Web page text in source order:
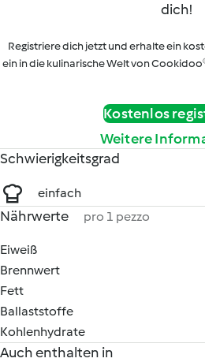
dich!
Registriere dich jetzt und erhalte ein
ein in die kulinarische Welt von
Kostenlos
Weitere
Schwierigkeitsgrad
einfach
Nährwerte pro 1 pezzo
Eiweiß
Brennwert
Fett
Ballaststoffe
Kohlenhydrate
Auch enthalten in